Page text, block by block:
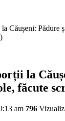
Căușeni: Pădure
la
făcute
am 796